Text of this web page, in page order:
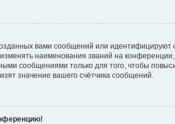
вами сообщений или идентифицируют
наименования званий на конференции,
сообщениями только для того, чтобы
значение вашего счётчика сообщений.